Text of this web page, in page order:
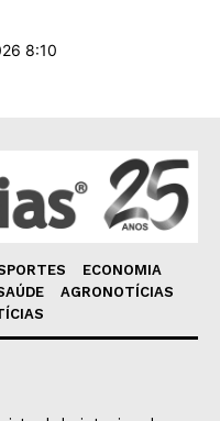
8:10
ECONOMIA
AGRONOTÍCIAS